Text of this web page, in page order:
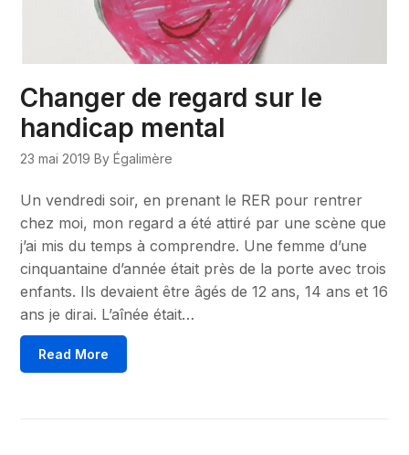
Changer de regard sur le
handicap mental
23 mai 2019 By Égalimère
Un vendredi soir, en prenant le RER pour rentrer
chez moi, mon regard a été attiré par une scène que
j’ai mis du temps à comprendre. Une femme d’une
cinquantaine d’année était près de la porte avec trois
enfants. Ils devaient être âgés de 12 ans, 14 ans et 16
ans je dirai. L’aînée était…
Read More